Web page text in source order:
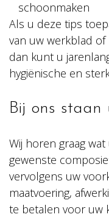
schoonmaken
Als u deze tips
van uw werkblad
dan kunt u
hygiënische en
Bij ons staan
Wij horen graag
gewenste
vervolgens uw
maatvoering,
te betalen voor uw